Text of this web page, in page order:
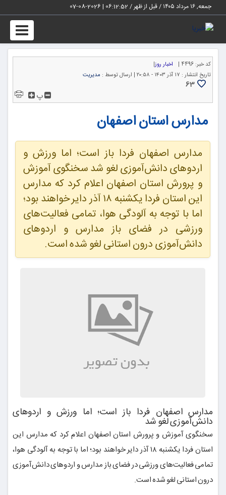
جمعه, ۱۶ مرداد ۱۴۰۵ / قبل از ظهر / 06:12:53
|
2026-08-07
کد خبر: 4496 | اخبار روز|
تاریخ انتشار : ۱۷ آذر ۱۴۰۳ - ۲۰:۵۸ | ارسال توسط : مدیریت
63
پ
مدارس استان اصفهان
مدارس اصفهان فردا باز است؛ اما ورزش و
اردوهای دانش‌آموزی لغو شد سخنگوی آموزش
و پرورش استان اصفهان اعلام کرد که مدارس
این استان فردا یکشنبه ۱۸ آذر دایر خواهند بود؛
اما با توجه به آلودگی هوا، تمامی فعالیت‌های
ورزشی در فضای باز مدارس و اردوهای
دانش‌آموزی درون استانی لغو شده است.
مدارس اصفهان فردا باز است؛ اما ورزش و اردوهای
دانش‌آموزی لغو شد
سخنگوی آموزش و پرورش استان اصفهان اعلام کرد که مدارس این
استان فردا یکشنبه ۱۸ آذر دایر خواهند بود؛ اما با توجه به آلودگی هوا،
تمامی فعالیت‌های ورزشی در فضای باز مدارس و اردوهای دانش‌آموزی
درون استانی لغو شده است.